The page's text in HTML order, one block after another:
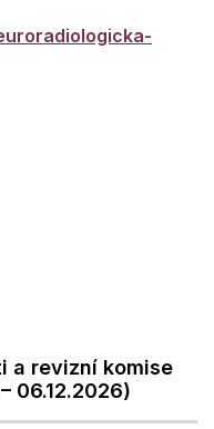
a revizní komise
06.12.2026)